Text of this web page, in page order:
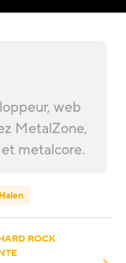
web
MetalZone,
metalcore.
ROCK